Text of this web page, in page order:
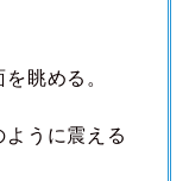
眺める。
うに震える